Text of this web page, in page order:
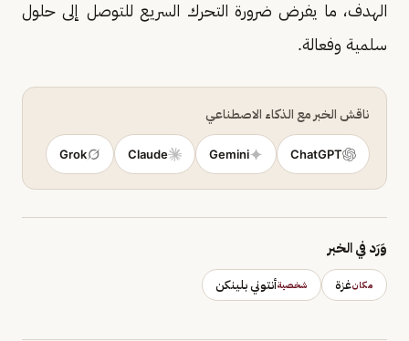
الهدف، ما يفرض ضرورة التحرك السريع للتوصل إلى حلول
سلمية وفعالة.
ناقش الخبر مع الذكاء الاصطناعي
ChatGPT
Gemini
Claude
Grok
وَرَد في الخبر
مكانغزة شخصيةأنتوني بلينكن